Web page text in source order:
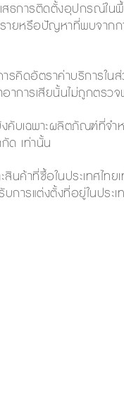
สธการติดตั้งอุปกรณ์ใ
ายหรือปัญหาที่พบจากก
รคิดอัตราค่าบริการใน
าการเสียนั้นไม่ถูกตรว
คับเฉพาะผลิตภัณฑ์ที่จ
ด เท่านั้น
นค้าที่ซื้อในประเทศไทย
การแต่งตั้งที่อยู่ในประเ